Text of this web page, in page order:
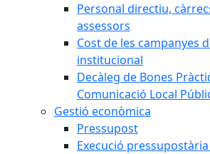
Personal directiu,
assessors
Cost de les campanyes
institucional
Decàleg de Bones
Comunicació Local
Gestió econòmica
Pressupost
Execució